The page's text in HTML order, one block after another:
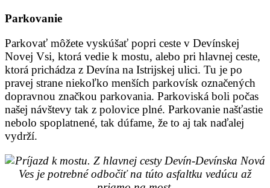
Parkovanie
Parkovať môžete vyskúšať popri ceste v Devínskej
Novej Vsi, ktorá vedie k mostu, alebo pri hlavnej ceste,
ktorá prichádza z Devína na Istrijskej ulici. Tu je po
pravej strane niekoľko menších parkovísk označených
dopravnou značkou parkovania. Parkoviská boli počas
našej návštevy tak z polovice plné. Parkovanie našťastie
nebolo spoplatnené, tak dúfame, že to aj tak naďalej
vydrží.